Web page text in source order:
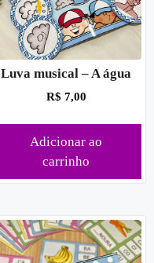
Luva musical – A água
R$ 7,00
Adicionar ao
carrinho